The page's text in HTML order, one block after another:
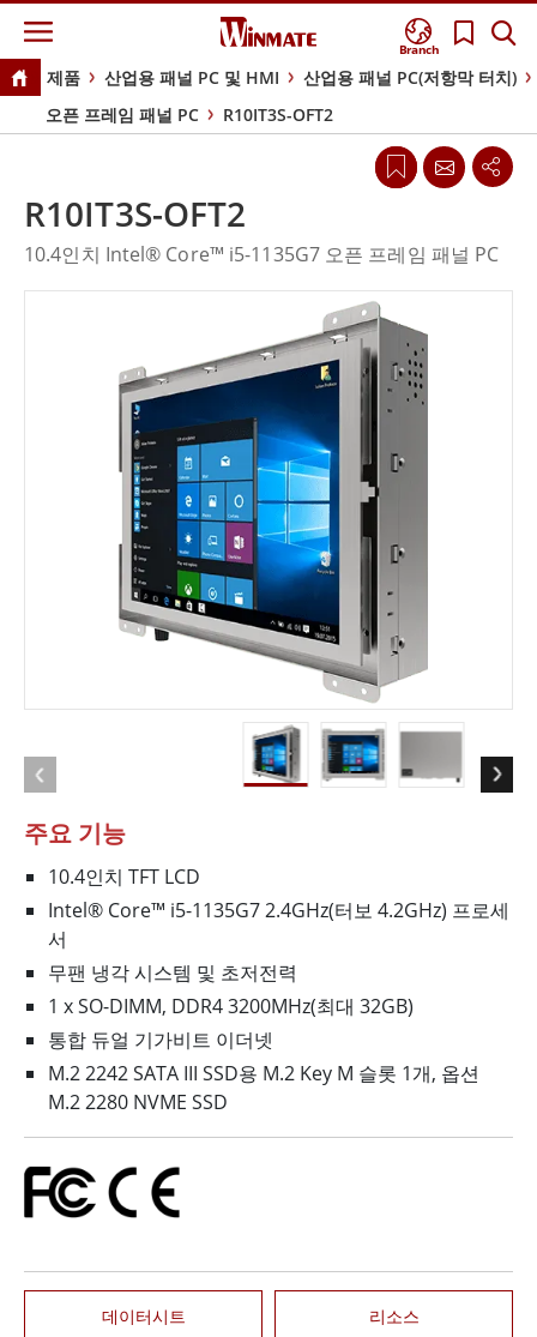
Branch
제품 산업용 패널 PC 및 HMI
산업용 패널 PC(저항막 터치)
오픈 프레임 패널 PC
R10IT3S-OFT2
주요 기능
10.4인치 TFT LCD
Intel® Core™ i5-1135G7 2.4GHz(터보 4.2GHz) 프로세
서
무팬 냉각 시스템 및 초저전력
1 x SO-DIMM, DDR4 3200MHz(최대 32GB)
통합 듀얼 기가비트 이더넷
M.2 2242 SATA III SSD용 M.2 Key M 슬롯 1개, 옵션
M.2 2280 NVME SSD
데이터시트 리소스
R10IT3S-OFT2
10.4인치 Intel® Core™ i5-1135G7 오픈 프레임 패널 PC